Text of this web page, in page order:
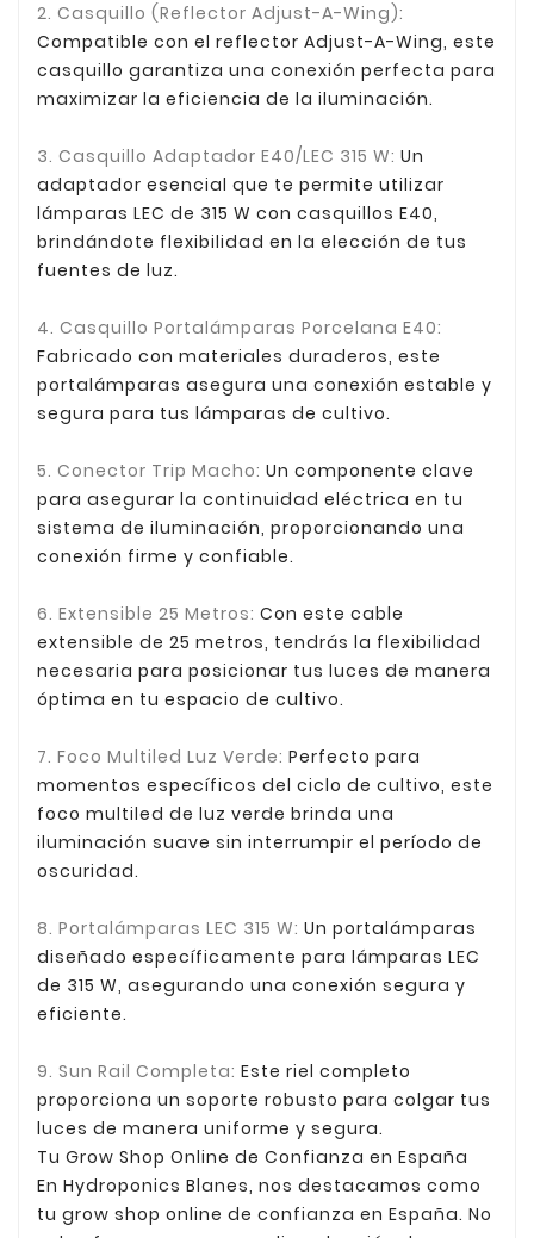
2. Casquillo (Reflector Adjust-A-Wing):
Compatible con el reflector Adjust-A-Wing, este
casquillo garantiza una conexión perfecta para
maximizar la eficiencia de la iluminación.
3. Casquillo Adaptador E40/LEC 315 W: Un
adaptador esencial que te permite utilizar
lámparas LEC de 315 W con casquillos E40,
brindándote flexibilidad en la elección de tus
fuentes de luz.
4. Casquillo Portalámparas Porcelana E40:
Fabricado con materiales duraderos, este
portalámparas asegura una conexión estable y
segura para tus lámparas de cultivo.
5. Conector Trip Macho: Un componente clave
para asegurar la continuidad eléctrica en tu
sistema de iluminación, proporcionando una
conexión firme y confiable.
6. Extensible 25 Metros: Con este cable
extensible de 25 metros, tendrás la flexibilidad
necesaria para posicionar tus luces de manera
óptima en tu espacio de cultivo.
7. Foco Multiled Luz Verde: Perfecto para
momentos específicos del ciclo de cultivo, este
foco multiled de luz verde brinda una
iluminación suave sin interrumpir el período de
oscuridad.
8. Portalámparas LEC 315 W: Un portalámparas
diseñado específicamente para lámparas LEC
de 315 W, asegurando una conexión segura y
eficiente.
9. Sun Rail Completa: Este riel completo
proporciona un soporte robusto para colgar tus
luces de manera uniforme y segura.
Tu Grow Shop Online de Confianza en España
En Hydroponics Blanes, nos destacamos como
tu grow shop online de confianza en España. No